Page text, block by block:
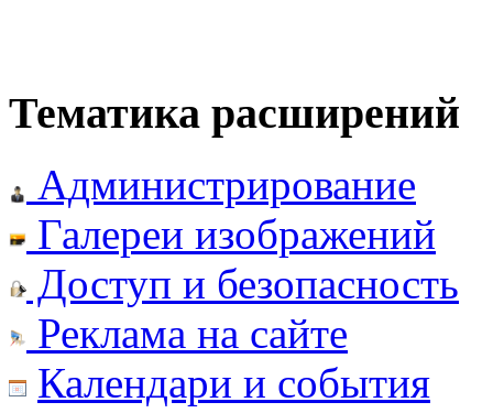
Тематика расширений
Администрирование
Галереи изображений
Доступ и безопасность
Реклама на сайте
Календари и события